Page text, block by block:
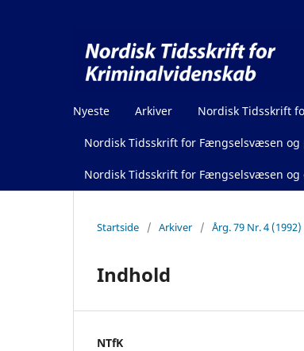
Nyeste Arkiver Nordisk Tidsskrift
Nordisk Tidsskrift for Fængselsvæsen og
Nordisk Tidsskrift for Fængselsvæsen
Startside / Arkiver / Årg. 79 Nr. 4 (1992)
Indhold
NTfK